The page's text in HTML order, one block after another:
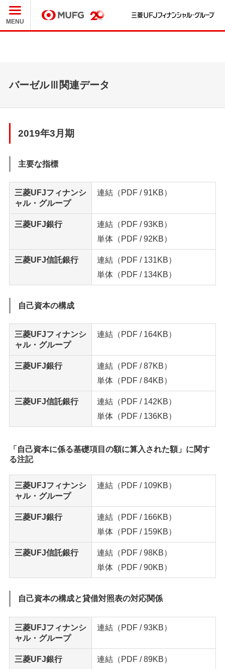
MUFG
MENU
バーゼルⅢ関連データ
2019年3月期
主要な指標
三菱UFJフィナンシ
ャル・グループ
連結 （PDF / 91KB）
三菱UFJ銀行 連結 （PDF / 93KB）
単体 （PDF / 92KB）
三菱UFJ信託銀行 連結 （PDF / 131KB）
単体 （PDF / 134KB）
自己資本の構成
三菱UFJフィナンシ
ャル・グループ
連結 （PDF / 164KB）
三菱UFJ銀行 連結 （PDF / 87KB）
単体 （PDF / 84KB）
三菱UFJ信託銀行 連結 （PDF / 142KB）
単体 （PDF / 136KB）
「自己資本に係る基礎項目の額に算入された額」に関す
る注記
三菱UFJフィナンシ
ャル・グループ
連結 （PDF / 109KB）
三菱UFJ銀行 連結 （PDF / 166KB）
単体 （PDF / 159KB）
三菱UFJ信託銀行 連結 （PDF / 98KB）
単体 （PDF / 90KB）
自己資本の構成と貸借対照表の対応関係
三菱UFJフィナンシ
ャル・グループ
連結 （PDF / 93KB）
三菱UFJ銀行 連結 （PDF / 89KB）